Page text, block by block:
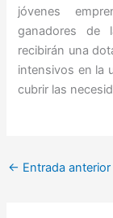
jóvenes
ganadores de
recibirán una
intensivos en la
cubrir las
← Entrada anterior